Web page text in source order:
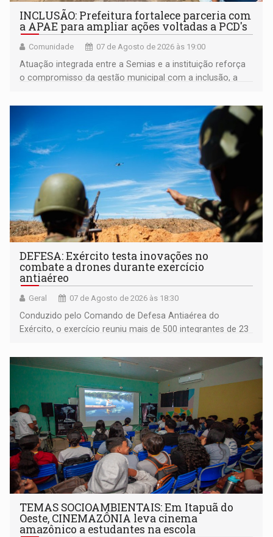
INCLUSÃO: Prefeitura fortalece parceria com
a APAE para ampliar ações voltadas a PCD's
Comunidade 07 de Agosto de 2026 às 19:00
Atuação integrada entre a Semias e a instituição reforça
o compromisso da gestão municipal com a inclusão, a
DEFESA: Exército testa inovações no
combate a drones durante exercício
antiaéreo
Geral 07 de Agosto de 2026 às 18:30
Conduzido pelo Comando de Defesa Antiaérea do
Exército, o exercício reuniu mais de 500 integrantes de 23
TEMAS SOCIOAMBIENTAIS: Em Itapuã do
Oeste, CINEMAZÔNIA leva cinema
amazônico a estudantes na escola